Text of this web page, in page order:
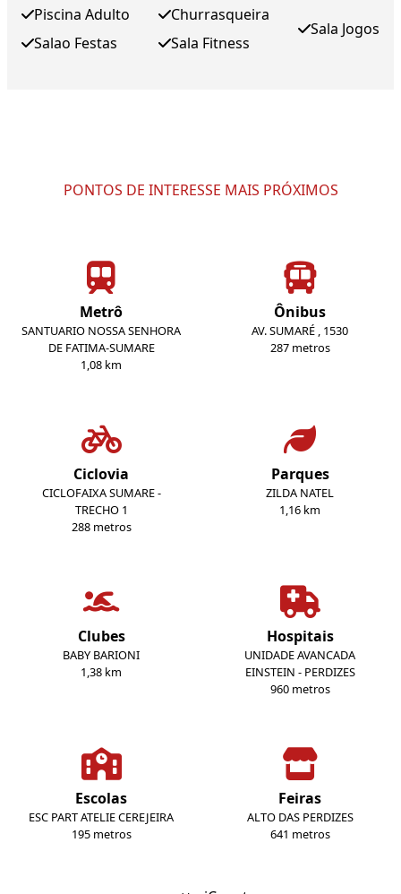
Piscina Adulto
Salao Festas
Churrasqueira
Sala Fitness
Sala Jogos
PONTOS DE INTERESSE MAIS PRÓXIMOS
Metrô
SANTUARIO NOSSA SENHORA
DE FATIMA-SUMARE
1,08 km
Ônibus
AV. SUMARÉ , 1530
287 metros
Ciclovia
CICLOFAIXA SUMARE -
TRECHO 1
288 metros
Parques
ZILDA NATEL
1,16 km
Clubes
BABY BARIONI
1,38 km
Hospitais
UNIDADE AVANCADA
EINSTEIN - PERDIZES
960 metros
Escolas
ESC PART ATELIE CEREJEIRA
195 metros
Feiras
ALTO DAS PERDIZES
641 metros